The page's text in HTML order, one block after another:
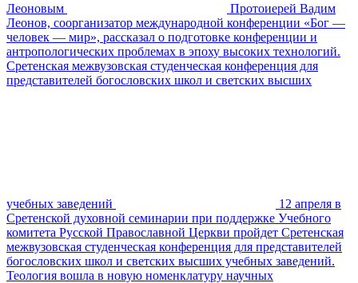
Леоновым
Протоиерей Вадим
Леонов, соорганизатор международной конференции «Бог —
человек — мир», рассказал о подготовке конференции и
антропологических проблемах в эпоху высоких технологий.
Сретенская межвузовская студенческая конференция для
представителей богословских школ и светских высших
учебных заведений
12 апреля в
Сретенской духовной семинарии при поддержке Учебного
комитета Русской Православной Церкви пройдет Сретенская
межвузовская студенческая конференция для представителей
богословских школ и светских высших учебных заведений.
Теология вошла в новую номенклатуру научных